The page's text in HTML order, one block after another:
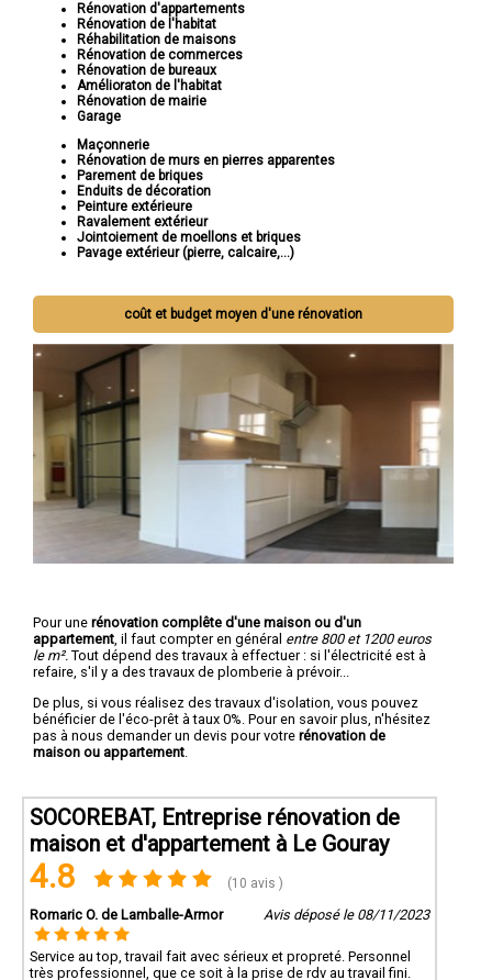
Rénovation d'appartements
Rénovation de l'habitat
Réhabilitation de maisons
Rénovation de commerces
Rénovation de bureaux
Amélioraton de l'habitat
Rénovation de mairie
Garage
Maçonnerie
Rénovation de murs en pierres apparentes
Parement de briques
Enduits de décoration
Peinture extérieure
Ravalement extérieur
Jointoiement de moellons et briques
Pavage extérieur (pierre, calcaire,...)
coût et budget moyen d'une rénovation
Pour une rénovation complête d'une maison ou d'un
appartement , il faut compter en général entre 800 et 1200 euros
le m². Tout dépend des travaux à effectuer : si l'électricité est à
refaire, s'il y a des travaux de plomberie à prévoir...
De plus, si vous réalisez des travaux d'isolation, vous pouvez
bénéficier de l'éco-prêt à taux 0%. Pour en savoir plus, n'hésitez
pas à nous demander un devis pour votre rénovation de
maison ou appartement
SOCOREBAT, Entreprise rénovation de
maison et d'appartement à Le Gouray
4.8 (10 avis )
Romaric O. de Lamballe-Armor Avis déposé le 08/11/2023
Service au top, travail fait avec sérieux et propreté. Personnel
très professionnel, que ce soit à la prise de rdv au travail fini.